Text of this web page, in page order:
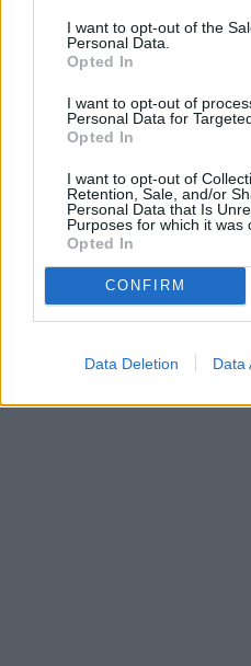
cualquier momento entrando
visitando nuestra política de
I want to opt-out of the
Personal Data.
Opted In
I want to opt-out of
Personal Data for
Opted In
I want to opt-out of
Retention, Sale, and/or
Personal Data that Is
Purposes for which it was
Opted In
CONFIRM
Data Deletion Data